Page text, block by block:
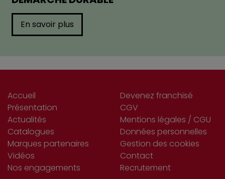
En savoir plus
Accueil
Présentation
Actualités
Catalogues
Marques partenaires
Vidéos
Nos engagements
Devenez franchisé
CGV
Mentions légales / CGU
Données personnelles
Gestion des cookies
Contact
Recrutement